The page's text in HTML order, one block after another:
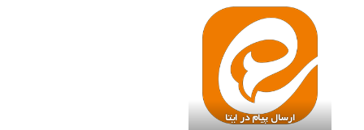
ارسال پیام در ایتا